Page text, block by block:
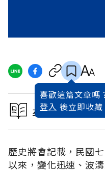
喜歡這篇文章嗎
登入 後立即收
本文出自 1987 /
歷史將會記載，民國
以來，變化迅速、波